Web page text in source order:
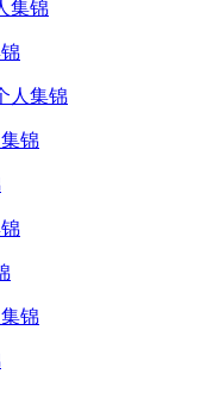
集锦
人集锦
锦
锦